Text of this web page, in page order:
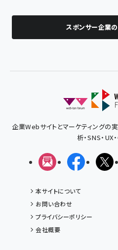
スポンサー企業
企業Webサイトとマーケティングの
析・SNS・UX
メルマガFacebook
本サイトについて
お問い合わせ
プライバシーポリシー
会社概要